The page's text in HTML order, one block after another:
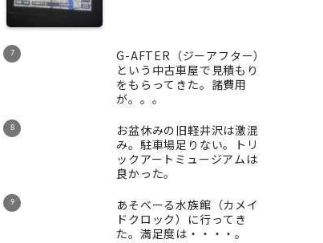
G-AFTER（ジーアフター）
という中古車屋で見積もり
をもらってきた。諸費用
が。。。
お盆休みの旧軽井沢は激混
み。駐車場足りない。トリ
ックアートミュージアムは
良かった。
あそべーる水族館（カメイ
ドクロック）に行ってき
た。満足度は・・・・。